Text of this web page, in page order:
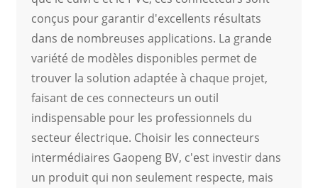
conçus pour garantir d'excellents résultats
dans de nombreuses applications. La grande
variété de modèles disponibles permet de
trouver la solution adaptée à chaque projet,
faisant de ces connecteurs un outil
indispensable pour les professionnels du
secteur électrique. Choisir les connecteurs
intermédiaires Gaopeng BV, c'est investir dans
un produit qui non seulement respecte, mais